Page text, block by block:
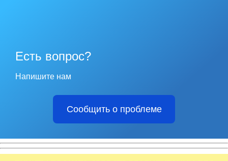
Есть вопрос?
Напишите нам
Сообщить о проблеме